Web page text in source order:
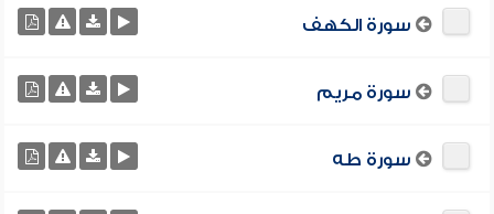
سورة الكهف
سورة مريم
سورة طه